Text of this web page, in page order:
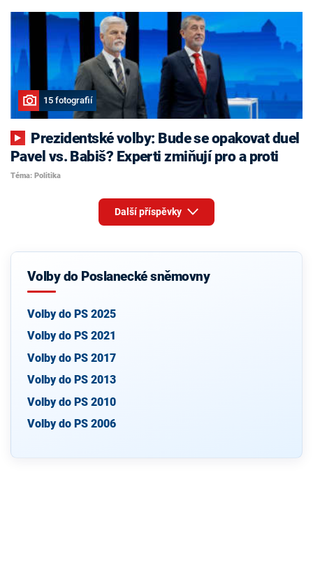
15 fotografií
Pavel vs. Babiš? Experti zmiňují pro a proti
Téma: Politika
Další příspěvky
Volby do Poslanecké sněmovny
Volby do PS 2025
Volby do PS 2021
Volby do PS 2017
Volby do PS 2013
Volby do PS 2010
Volby do PS 2006